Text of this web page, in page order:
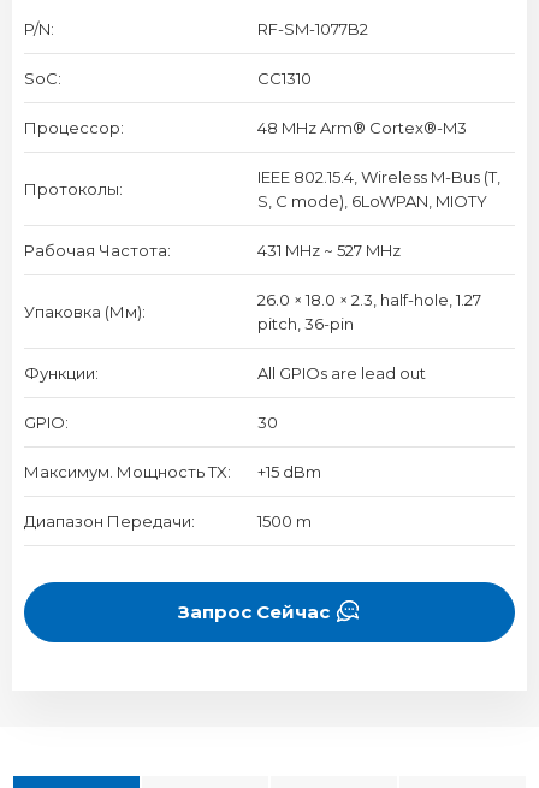
P/N: RF-SM-1077B2
SoC: CC1310
Процессор: 48 MHz Arm® Cortex®-M3
Протоколы:
IEEE 802.15.4, Wireless M-Bus (T,
S, C mode), 6LoWPAN, MIOTY
Рабочая Частота: 431 MHz ~ 527 MHz
Упаковка (мм):
26.0 × 18.0 × 2.3, half-hole, 1.27
pitch, 36-pin
Функции: All GPIOs are lead out
GPIO: 30
Максимум. Мощность TX: +15 dBm
Диапазон Передачи: 1500 m
Запрос Сейчас